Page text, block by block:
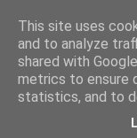
Fyren
Fyren finns för att
För att påminna
Här samsas jakt,
This site uses
and to analyze
shared with
metrics to ensure
statistics, and to